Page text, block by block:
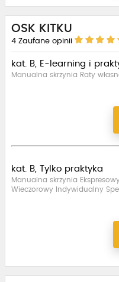
OSK KITKU
4 Zaufane opinii
kat. B, E-learning i
Manualna skrzynia Raty
kat. B, Tylko praktyka
Manualna skrzynia
Wieczorowy Indywidualny